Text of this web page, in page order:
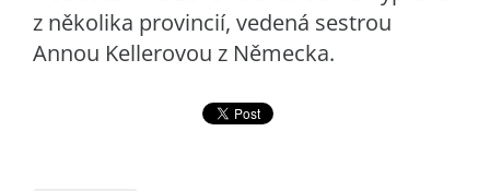
z několika provincií, vedená sestrou
Annou Kellerovou z Německa.